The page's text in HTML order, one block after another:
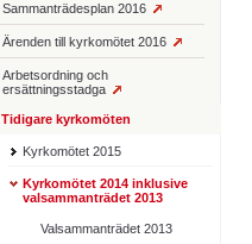
Sammanträdesplan 2016
Ärenden till kyrkomötet 2016
Arbetsordning och
ersättningsstadga
Tidigare kyrkomöten
Kyrkomötet 2015
Kyrkomötet 2014 inklusive
valsammanträdet 2013
Valsammanträdet 2013